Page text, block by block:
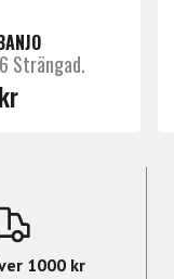
Strängad.
1000 kr